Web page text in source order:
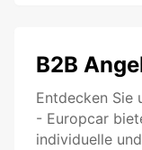
B2B
Entdecken Sie
- Europcar
individuelle